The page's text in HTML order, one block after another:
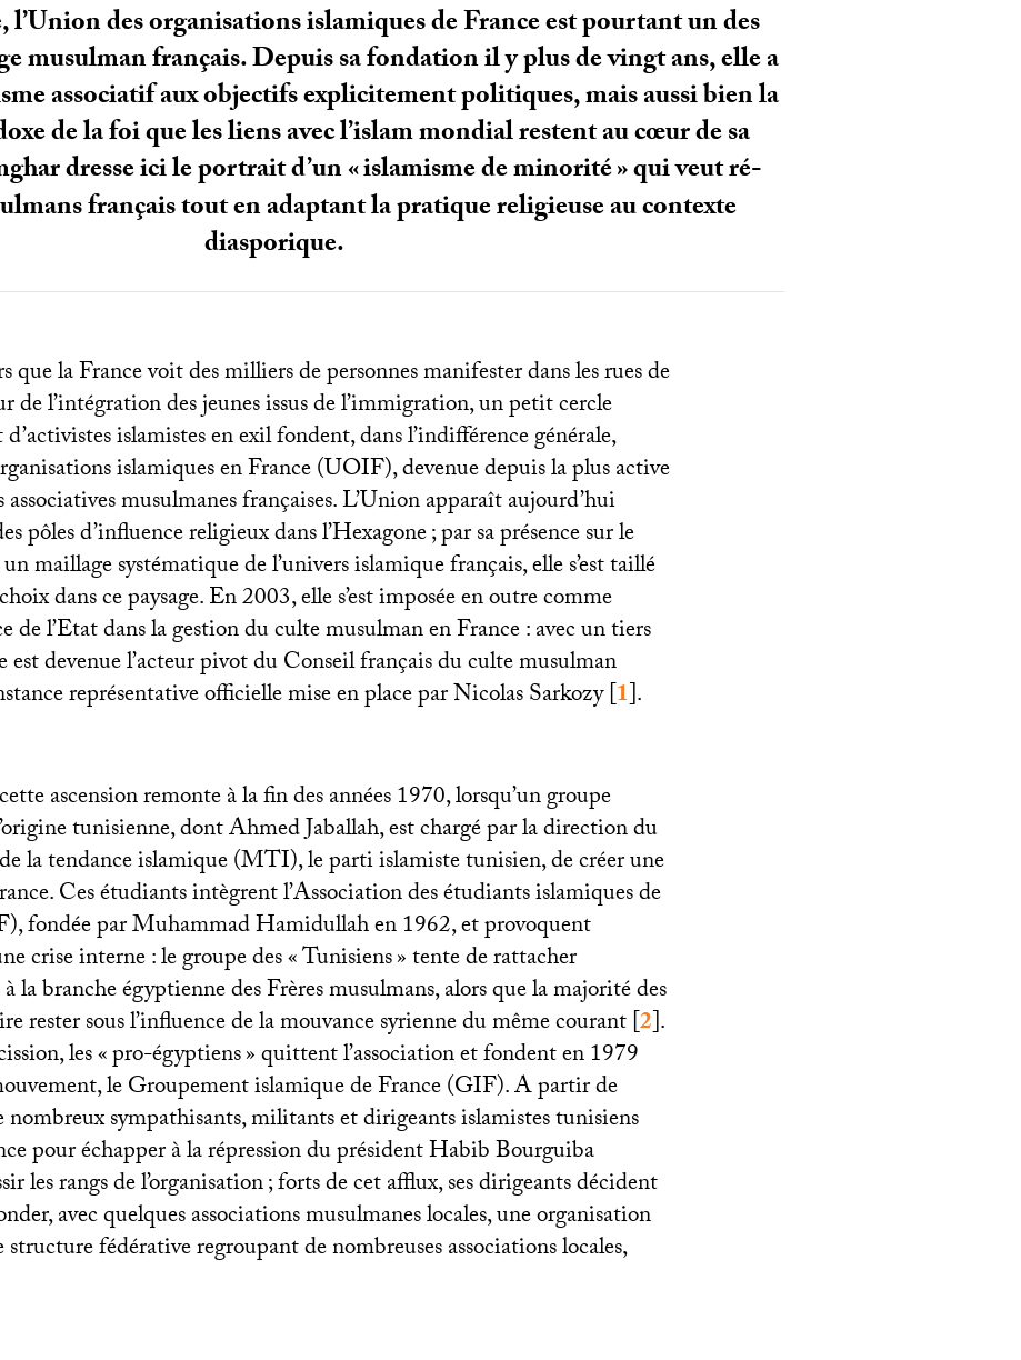
l’Union des organisations islamiques de France est pourtant un des
musulman français. Depuis sa fondation il y plus de vingt ans, elle a
associatif aux objectifs explicitement politiques, mais aussi bien la
de la foi que les liens avec l’islam mondial restent au cœur de sa
dresse ici le portrait d’un «islamisme de minorité» qui veut ré-
français tout en adaptant la pratique religieuse au contexte
diasporique.
que la France voit des milliers de personnes manifester dans les rues de
de l’intégration des jeunes issus de l’immigration, un petit cercle
islamistes en exil fondent, dans l’indifférence générale,
islamiques en France (UOIF), devenue depuis la plus active
associatives musulmanes françaises. L’Union apparaît aujourd’hui
pôles d’influence religieux dans l’Hexagone; par sa présence sur le
maillage systématique de l’univers islamique français, elle s’est taillé
dans ce paysage. En 2003, elle s’est imposée en outre comme
de l’Etat dans la gestion du culte musulman en France : avec un tiers
est devenue l’acteur pivot du Conseil français du culte musulman
représentative officielle mise en place par Nicolas Sarkozy[1].
ascension remonte à la fin des années 1970, lorsqu’un groupe
tunisienne, dont Ahmed Jaballah, est chargé par la direction du
la tendance islamique (MTI), le parti islamiste tunisien, de créer une
Ces étudiants intègrent l’Association des étudiants islamiques de
), fondée par Muhammad Hamidullah en 1962, et provoquent
crise interne : le groupe des «Tunisiens» tente de rattacher
la branche égyptienne des Frères musulmans, alors que la majorité des
rester sous l’influence de la mouvance syrienne du même courant[2].
les «pro-égyptiens» quittent l’association et fondent en 1979
le Groupement islamique de France (GIF). A partir de
nombreux sympathisants, militants et dirigeants islamistes tunisiens
pour échapper à la répression du président Habib Bourguiba
les rangs de l’organisation; forts de cet afflux, ses dirigeants décident
avec quelques associations musulmanes locales, une organisation
fédérative regroupant de nombreuses associations locales,